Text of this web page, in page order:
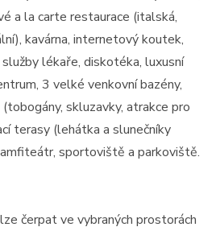
a la carte restaurace (italská,
kavárna, internetový koutek,
lékaře, diskotéka, luxusní
3 velké venkovní bazény,
skluzavky, atrakce pro
terasy (lehátka a slunečníky
sportoviště a parkoviště.
čerpat ve vybraných prostorách